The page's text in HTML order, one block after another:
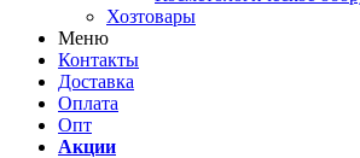
Хозтовары
Меню
Контакты
Доставка
Оплата
Опт
Акции